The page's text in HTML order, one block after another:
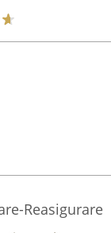
Reasigurare